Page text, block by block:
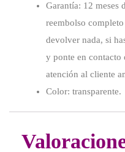
Garantía: 12 meses
reembolso
devolver nada, si
y ponte en contacto
atención al cliente
Color: transparente.